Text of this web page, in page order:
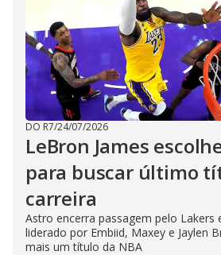
DO R7/24/07/2026
LeBron James
para buscar último
carreira
Astro encerra passagem pelo Lakers
liderado por Embiid, Maxey e Jaylen
mais um título da NBA